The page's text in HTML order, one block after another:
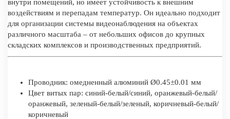
внутри помещений, но имеет устойчивость к внешним
воздействиям и перепадам температур. Он идеально подходит
для организации системы видеонаблюдения на объектах
различного масштаба – от небольших офисов до крупных
складских комплексов и производственных предприятий.
Проводник: омедненный алюминий Ø0.45±0.01 мм
Цвет витых пар: синий-белый/синий, оранжевый-белый/
оранжевый, зеленый-белый/зеленый, коричневый-белый/
коричневый